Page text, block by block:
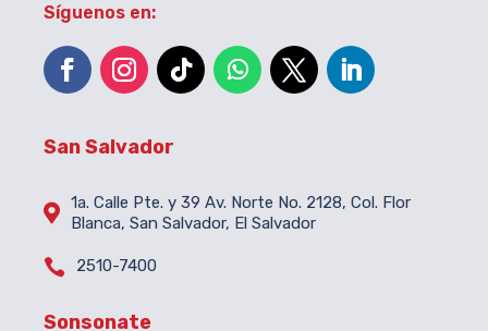
Síguenos en:
San Salvador
 1a. Calle Pte. y 39 Av. Norte No. 2128, Col. Flor
Blanca, San Salvador, El Salvador
 2510-7400
Sonsonate